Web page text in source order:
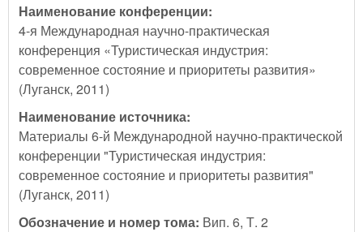
Наименование конференции:
4-я Международная научно-практическая
конференция «Туристическая индустрия:
современное состояние и приоритеты развития»
(Луганск, 2011)
Наименование источника:
Материалы 6-й Международной научно-практической
конференции "Туристическая индустрия:
современное состояние и приоритеты развития"
(Луганск, 2011)
Обозначение и номер тома: Вип. 6, Т. 2